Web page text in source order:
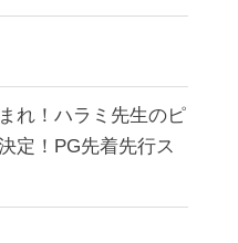
れ！ハラミ先生のピ
定！PG先着先行ス